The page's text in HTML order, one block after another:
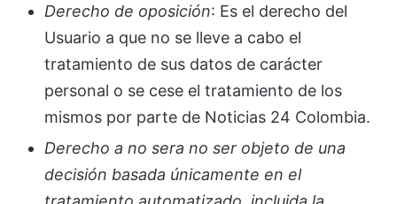
Derecho de oposición: Es el derecho del
Usuario a que no se lleve a cabo el
tratamiento de sus datos de carácter
personal o se cese el tratamiento de los
mismos por parte de Noticias 24 Colombia.
Derecho a no sera no ser objeto de una
decisión basada únicamente en el